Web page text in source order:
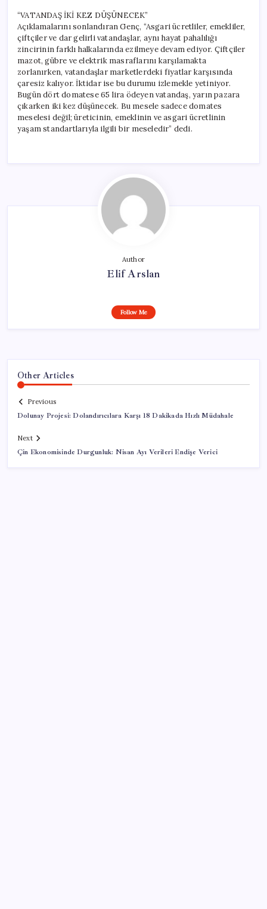
“VATANDAŞ İKİ KEZ DÜŞÜNECEK”
Açıklamalarını sonlandıran Genç, “Asgari ücretliler, emekliler,
çiftçiler ve dar gelirli vatandaşlar, aynı hayat pahalılığı
zincirinin farklı halkalarında ezilmeye devam ediyor. Çiftçiler
mazot, gübre ve elektrik masraflarını karşılamakta
zorlanırken, vatandaşlar marketlerdeki fiyatlar karşısında
çaresiz kalıyor. İktidar ise bu durumu izlemekle yetiniyor.
Bugün dört domatese 65 lira ödeyen vatandaş, yarın pazara
çıkarken iki kez düşünecek. Bu mesele sadece domates
meselesi değil; üreticinin, emeklinin ve asgari ücretlinin
yaşam standartlarıyla ilgili bir meseledir” dedi.
Author
Elif Arslan
Follow Me
Other Articles
Previous
Dolunay Projesi: Dolandırıcılara Karşı 18 Dakikada Hızlı Müdahale
Next
Çin Ekonomisinde Durgunluk: Nisan Ayı Verileri Endişe Verici